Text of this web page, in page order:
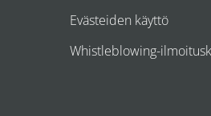
Evästeiden käyttö
Whistleblowing-